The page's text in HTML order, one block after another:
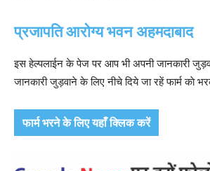
प्रजापति आरोग्य भवन अहमदाबाद
इस हेल्पलाईन के पेज पर आप भी अपनी जानकारी
जानकारी जुड़वाने के लिए नीचे दिये जा रहें फार्म काे
फार्म भरने के लिए यहाँ क्लिक करें